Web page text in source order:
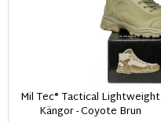
Mil Tec® Tactical Lightweight
Kängor - Coyote Brun